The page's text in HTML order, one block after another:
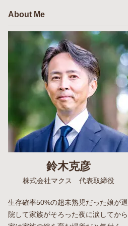
About Me
鈴木克彦
株式会社マクス 代表取締役
生存確率50%の超未熟児だった娘が退
院して家族がそろった夜に涙してから